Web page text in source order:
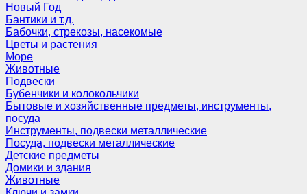
Новый Год
Бантики и т.д.
Бабочки, стрекозы, насекомые
Цветы и растения
Море
Животные
Подвески
Бубенчики и колокольчики
Бытовые и хозяйственные предметы, инструменты,
посуда
Инструменты, подвески металлические
Посуда, подвески металлические
Детские предметы
Домики и здания
Животные